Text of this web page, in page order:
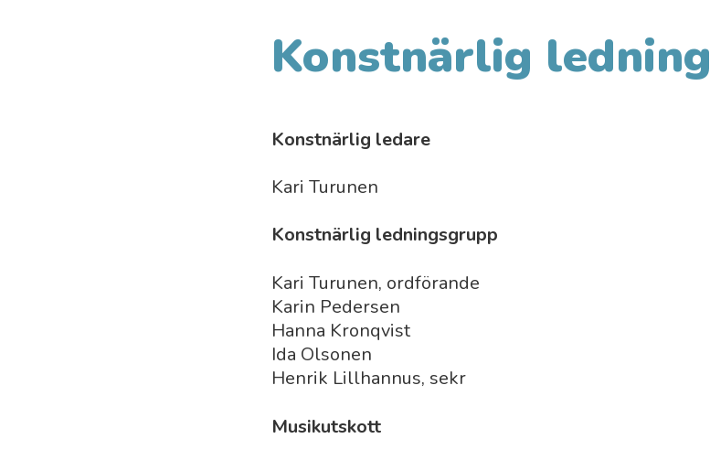
Konstnärlig ledning
Konstnärlig ledare
Kari Turunen
Konstnärlig ledningsgrupp
Kari Turunen, ordförande
Karin Pedersen
Hanna Kronqvist
Ida Olsonen
Henrik Lillhannus, sekr
Musikutskott